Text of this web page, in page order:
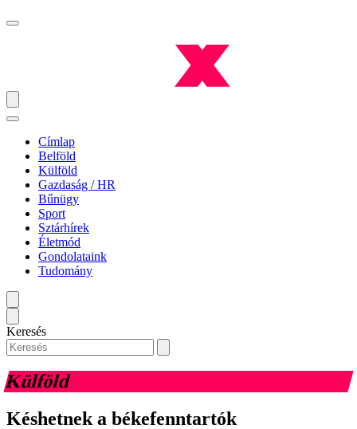
Címlap
Belföld
Külföld
Gazdaság / HR
Bűnügy
Sport
Sztárhírek
Életmód
Gondolataink
Tudomány
Keresés
Külföld
Késhetnek a békefenntartók